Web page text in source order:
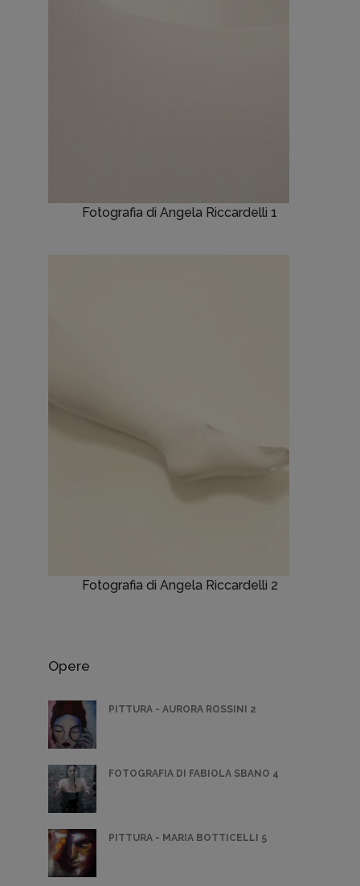
Fotografia di Angela Riccardelli 1
Fotografia di Angela Riccardelli 2
Opere
PITTURA - AURORA ROSSINI 2
FOTOGRAFIA DI FABIOLA SBANO 4
PITTURA - MARIA BOTTICELLI 5